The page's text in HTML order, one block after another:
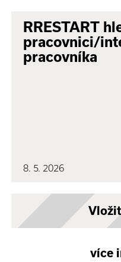
RRESTART
pracovnici/
pracovníka
8. 5. 2026
více